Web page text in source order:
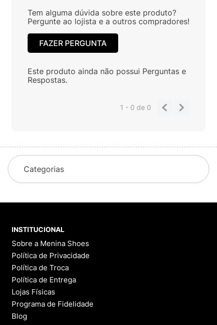
Tem alguma dúvida sobre este produto?
Pergunte ao lojista e a outros compradores!
FAZER PERGUNTA
Este produto ainda não possui Perguntas e
Respostas.
1 - 0de 0
Categorias
INSTITUCIONAL
Sobre a Menina Shoes
Política de Privacidade
Política de Troca
Política de Entrega
Lojas Físicas
Programa de Fidelidade
Blog